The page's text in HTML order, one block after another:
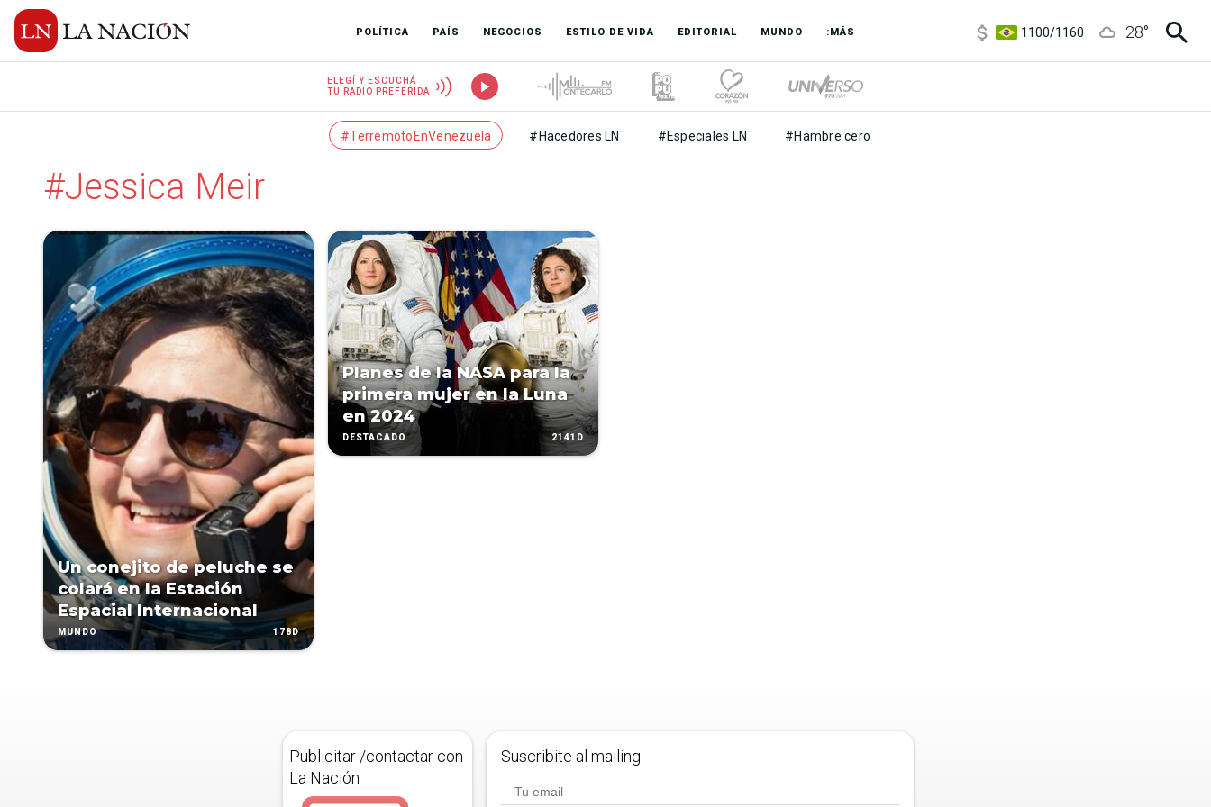
POLÍTICA PAÍS NEGOCIOS ESTILO DE VIDA EDITORIAL MUNDO :MÁS
1100/1160
28°
ELEGÍ Y ESCUCHÁ
TU RADIO PREFERIDA
#TerremotoEnVenezuela #Hacedores LN #Especiales LN #Hambre cero
#Jessica Meir
Un conejito de peluche se
colará en la Estación
Espacial Internacional
MUNDO 178D
Planes de la NASA para la
primera mujer en la Luna
en 2024
DESTACADO 2141D
Publicitar /contactar con
La Nación
Suscribite al mailing.